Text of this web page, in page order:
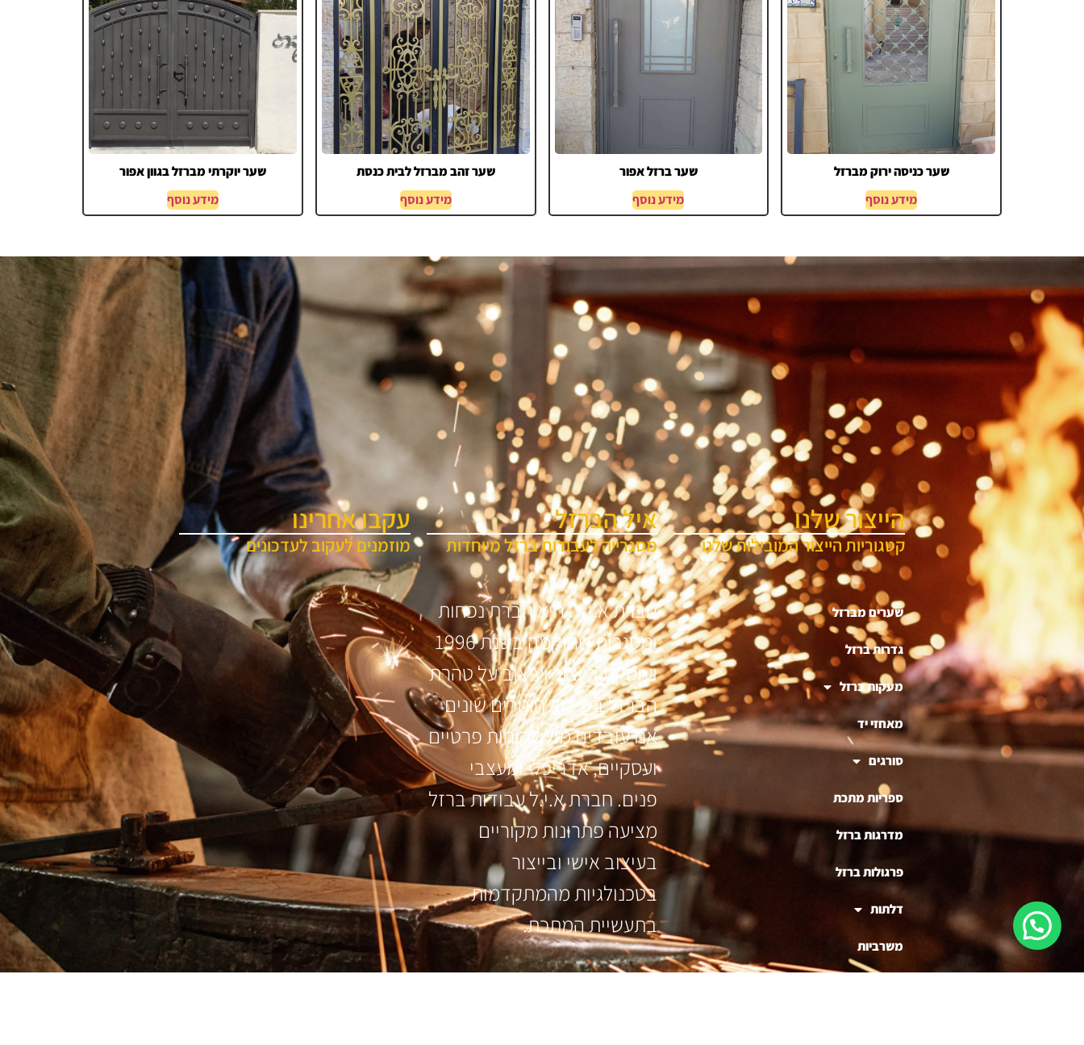
שער כניסה ירוק מברזל
מידע נוסף
שער ברזל אפור
מידע נוסף
שער זהב מברזל לבית כנסת
מידע נוסף
שער יוקרתי מברזל בגוון אפור
מידע נוסף
הייצור שלנו
קטגוריות הייצור המובילות שלנו
שערים מברזל
גדרות ברזל
מעקות ברזל
מאחזי יד
סורגים
ספריות מתכת
מדרגות ברזל
פרגולות ברזל
דלתות
משרביות
איל הברזל
מסגרייה לעבודות ברזל מיוחדות
חברת א.י.ל. היא חברת נפחות
ומסגרות שהוקמה בשנת 1996
ועוסקת בייצור ועיצוב על טהרת
הברזל בשילוב חומרים שונים
אנו עובדים מול לקוחות פרטיים
ועסקיים, אדריכלי ומעצבי
פנים. חברת א.י.ל עבודות ברזל
מציעה פתרונות מקוריים
בעיצוב אישי ובייצור
בטכנולגיות מהמתקדמות
בתעשיית המתכת.
עקבו אחרינו
מוזמנים לעקוב לעדכונים